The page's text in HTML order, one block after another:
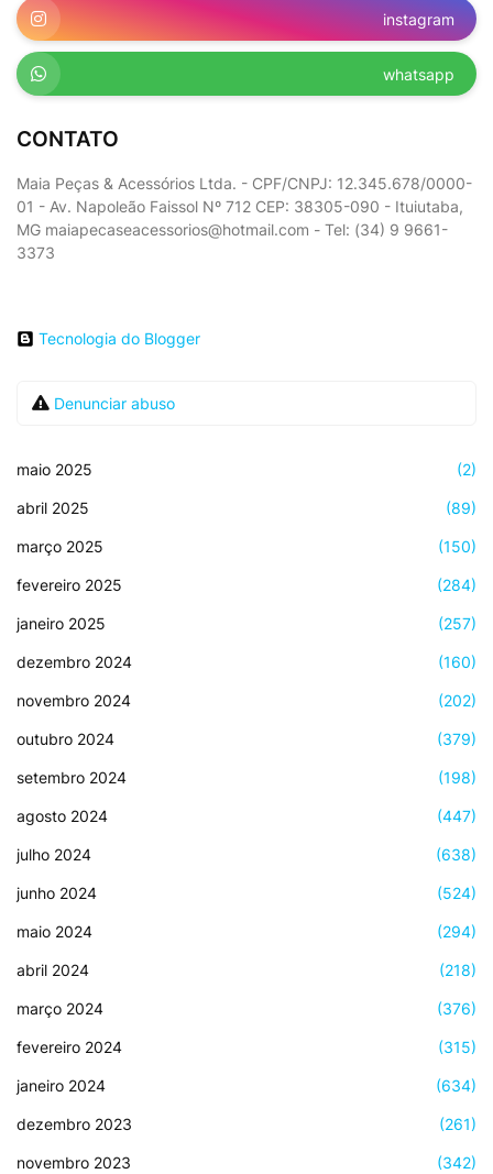
instagram
whatsapp
CONTATO
Maia Peças & Acessórios Ltda. - CPF/CNPJ: 12.345.678/0000-
01 - Av. Napoleão Faissol Nº 712 CEP: 38305-090 - Ituiutaba,
MG maiapecaseacessorios@hotmail.com - Tel: (34) 9 9661-
3373
Tecnologia do Blogger
Denunciar abuso
maio 2025 (2)
abril 2025 (89)
março 2025 (150)
fevereiro 2025 (284)
janeiro 2025 (257)
dezembro 2024 (160)
novembro 2024 (202)
outubro 2024 (379)
setembro 2024 (198)
agosto 2024 (447)
julho 2024 (638)
junho 2024 (524)
maio 2024 (294)
abril 2024 (218)
março 2024 (376)
fevereiro 2024 (315)
janeiro 2024 (634)
dezembro 2023 (261)
novembro 2023 (342)